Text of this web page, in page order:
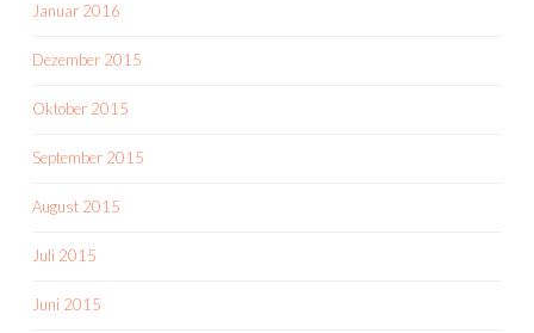
Januar 2016
Dezember 2015
Oktober 2015
September 2015
August 2015
Juli 2015
Juni 2015